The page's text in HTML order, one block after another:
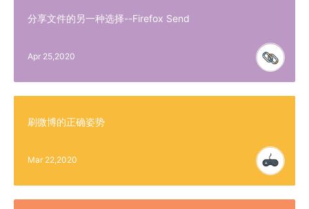
分享文件的另一种选择--Firefox Send
Apr 25,2020
刷微博的正确姿势
Mar 22,2020